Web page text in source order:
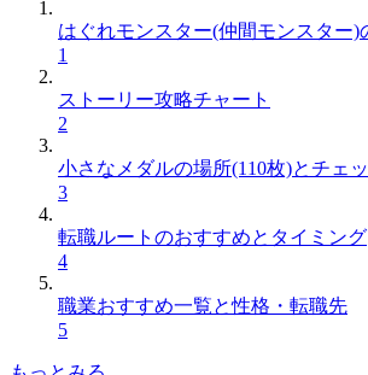
はぐれモンスター(仲間モンスター)
1
ストーリー攻略チャート
2
小さなメダルの場所(110枚)とチェ
3
転職ルートのおすすめとタイミング
4
職業おすすめ一覧と性格・転職先
5